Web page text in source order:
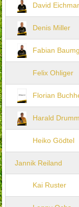
David
Denis Miller
Fabian
Felix Ohliger
Florian
Harald Drumm
Heiko Gödtel
Jannik Reiland
Kai Ruster